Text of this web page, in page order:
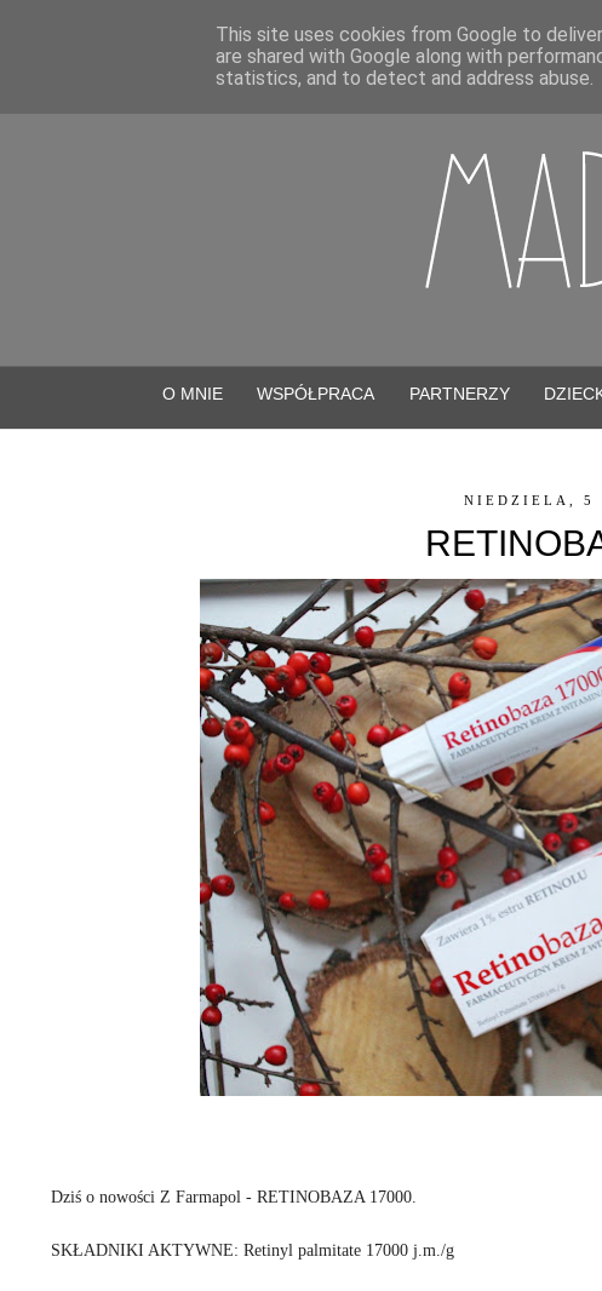
O MNIE WSPÓŁPRACA PARTNERZY
NIEDZIELA, 5
Dziś o nowości Z Farmapol - RETINOBAZA 17000.
SKŁADNIKI AKTYWNE: Retinyl palmitate 17000 j.m./g
This site uses cookies from Google to
are shared with Google along with
statistics, and to detect and address abuse.